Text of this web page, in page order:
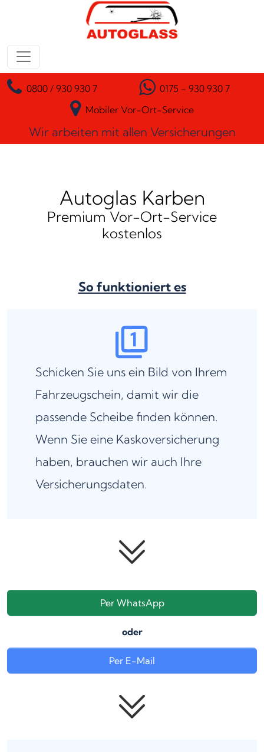
Zum Inhalt springen
Hauptnavigation
0800 / 930 930 7
0175 - 930 930 7
Mobiler Vor-Ort-Service
Wir arbeiten mit allen Versicherungen
Autoglas Karben
Premium Vor-Ort-Service
kostenlos
So funktioniert es
Schicken Sie uns ein Bild von Ihrem
Fahrzeugschein, damit wir die
passende Scheibe finden können.
Wenn Sie eine Kaskoversicherung
haben, brauchen wir auch Ihre
Versicherungsdaten.
Per WhatsApp
oder
Per E-Mail